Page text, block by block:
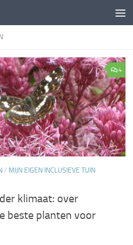
4
/ MIJN EIGEN INCLUSIEVE TUIN
klimaat: over
beste planten voor